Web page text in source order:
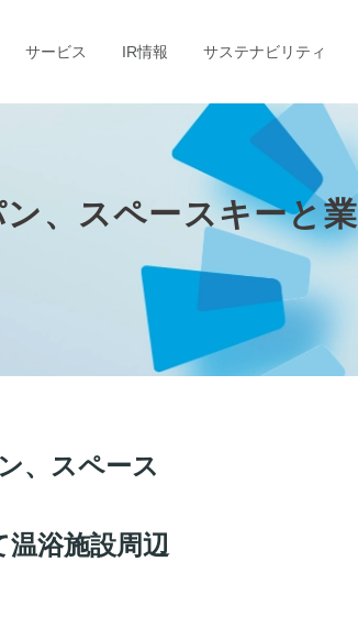
サービス IR情報 サステナビリティ
、スペースキーと業
、スペース
浴施設周辺